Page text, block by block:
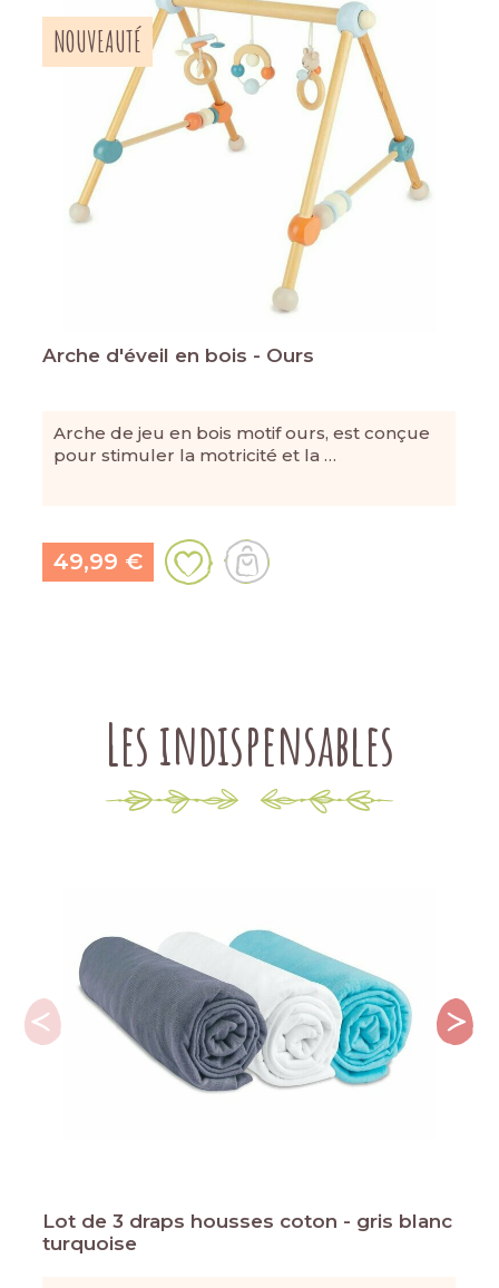
NOUVEAUTÉ
Arche d'éveil en bois - Ours
Arche de jeu en bois motif ours, est conçue
pour stimuler la motricité et la …
49,99 €
Les indispensables
Lot de 3 draps housses coton - gris blanc
turquoise